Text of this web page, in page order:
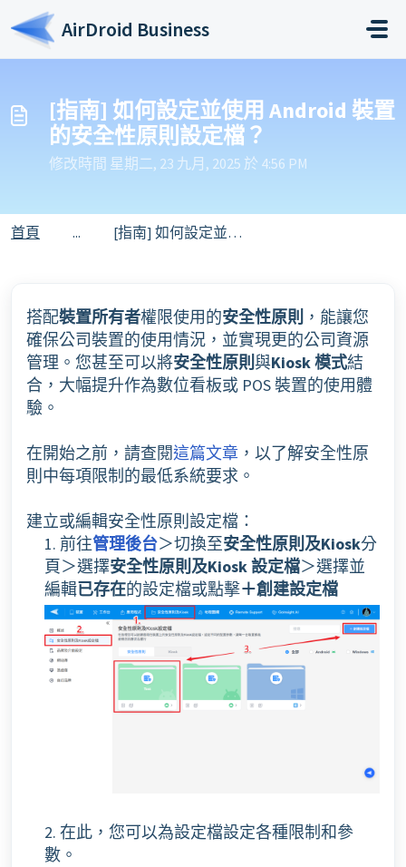
略過至主要內容
AirDroid Business
[指南] 如何設定並使用 Android 裝置
的安全性原則設定檔？
修改時間 星期二, 23 九月, 2025 於 4:56 PM
首頁 ... [指南] 如何設定並使用 Android 裝置的安全性原則設定檔？
搭配裝置所有者權限使用的安全性原則 ，能讓您
確保公司裝置的使用情況，並實現更的公司資源
管理。您甚至可以將安全性原則 與Kiosk 模式結
合，大幅提升作為數位看板或 POS 裝置的使用體
驗。
在開始之前，請查閱這篇文章 ，以了解安全性原
則中每項限制的最低系統要求。
建立或編輯安全性原則設定檔：
1. 前往管理後台＞切換至安全性原則及Kiosk分
頁＞選擇安全性原則及Kiosk 設定檔＞選擇並
編輯已存在的設定檔或點擊＋創建設定檔
2. 在此，您可以為設定檔設定各種限制和參
數。